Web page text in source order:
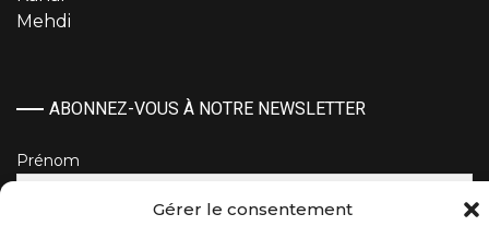
Gérer le consentement
Mehdi
ABONNEZ-VOUS À NOTRE NEWSLETTER
Prénom